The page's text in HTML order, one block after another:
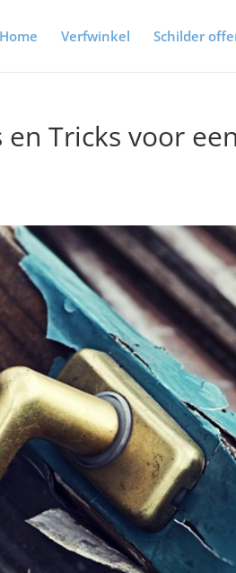
Home Verfwinkel Schilder
Tricks voor